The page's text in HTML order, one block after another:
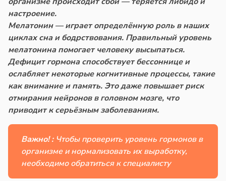
настроение.
Мелатонин — играет определённую роль в наших
циклах сна и бодрствования. Правильный уровень
мелатонина помогает человеку высыпаться.
Дефицит гормона способствует бессоннице и
ослабляет некоторые когнитивные процессы, такие
как внимание и память. Это даже повышает риск
отмирания нейронов в головном мозге, что
приводит к серьёзным заболеваниям.
Важно! : Чтобы проверить уровень гормонов в
организме и нормализовать их выработку,
необходимо обратиться к специалисту